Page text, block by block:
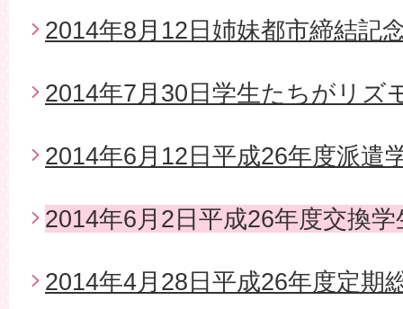
2014年8月12日姉妹都市締結記
2014年7月30日学生たちがリズ
2014年6月12日平成26年度派遣
2014年6月2日平成26年度交換
2014年4月28日平成26年度定期